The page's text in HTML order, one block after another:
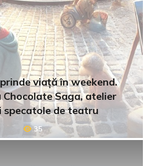
viață în weekend.
Saga, atelier
specatole de teatru
35